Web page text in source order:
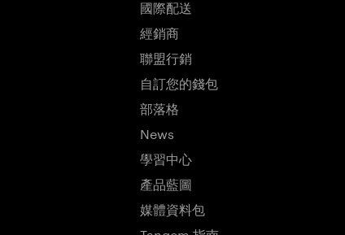
國際配送
經銷商
聯盟行銷
自訂您的錢包
部落格
News
學習中心
產品藍圖
媒體資料包